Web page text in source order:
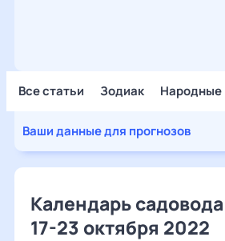
Все статьи Зодиак Народные
Ваши данные для прогнозов
Календарь
17-23 октября 2022